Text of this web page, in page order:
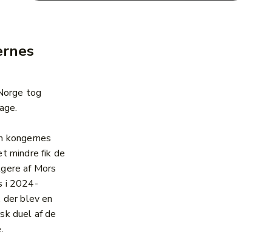
tog
kongernes
mindre fik de
af Mors
i 2024-
der blev en
duel af de